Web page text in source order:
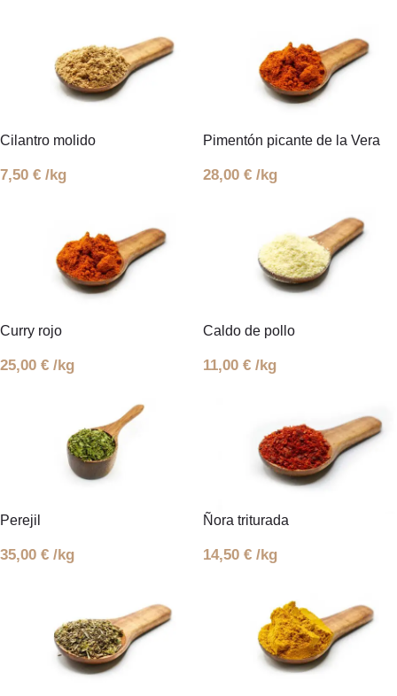
Cilantro molido
7,50 € /kg
Pimentón picante de la Vera
28,00 € /kg
Curry rojo
25,00 € /kg
Caldo de pollo
11,00 € /kg
Perejil
35,00 € /kg
Ñora triturada
14,50 € /kg